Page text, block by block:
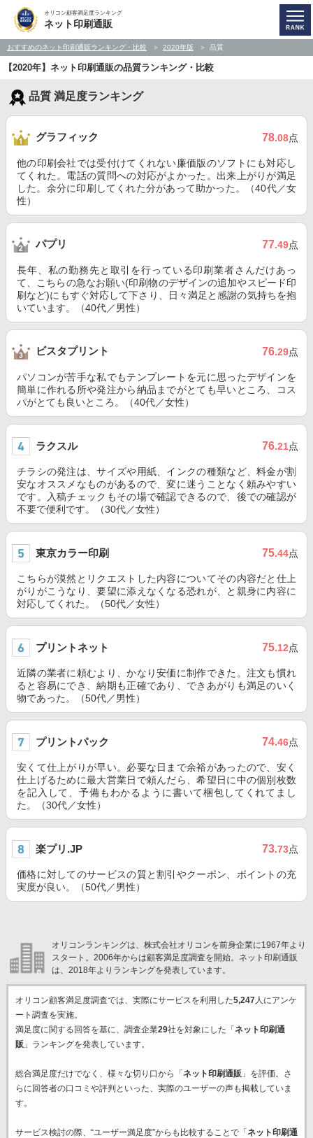
オリコン顧客満足度ランキング
ネット印刷通販
おすすめのネット印刷通販ランキング・比較 2020年版 品質
【2020年】ネット印刷通販の品質ランキング・比較
品質 満足度ランキング
グラフィック 78.08点
他の印刷会社では受付けてくれない廉価版のソフトにも対応し
てくれた。電話の質問への対応がよかった。出来上がりが満足
した。余分に印刷してくれた分があって助かった。（40代／女
性）
パプリ 77.49点
長年、私の勤務先と取引を行っている印刷業者さんだけあっ
て、こちらの急なお願い(印刷物のデザインの追加やスピード印
刷など)にもすぐ対応して下さり、日々満足と感謝の気持ちを抱
いています。（40代／男性）
ビスタプリント 76.29点
パソコンが苦手な私でもテンプレートを元に思ったデザインを
簡単に作れる所や発注から納品までがとても早いところ、コス
パがとても良いところ。（40代／女性）
ラクスル 76.21点
チラシの発注は、サイズや用紙、インクの種類など、料金が割
安なオススメなものがあるので、変に迷うことなく頼みやすい
です。入稿チェックもその場で確認できるので、後での確認が
不要で便利です。（30代／女性）
東京カラー印刷 75.44点
こちらが漠然とリクエストした内容についてその内容だと仕上
がりがこうなり、要望に添えなくなる恐れが、と親身に内容に
対応してくれた。（50代／女性）
プリントネット 75.12点
近隣の業者に頼むより、かなり安価に制作できた。注文も慣れ
ると容易にでき、納期も正確であり、できあがりも満足のいく
物であった。（50代／男性）
プリントパック 74.46点
安くて仕上がりが早い。必要な日まで余裕があったので、安く
仕上げるために最大営業日で頼んだら、希望日に中の個別枚数
を記入して、予備もわかるように書いて梱包してくれてまし
た。（30代／女性）
楽プリ.JP 73.73点
価格に対してのサービスの質と割引やクーポン、ポイントの充
実度が良い。（50代／男性）
オリコンランキングは、株式会社オリコンを前身企業に1967年より
スタート。2006年からは顧客満足度調査を開始。ネット印刷通販
は、2018年よりランキングを発表しています。
オリコン顧客満足度調査では、実際にサービスを利用した5,247人にアンケ
ート調査を実施。
満足度に関する回答を基に、調査企業29社を対象にした「 ネット印刷通
販 」ランキングを発表しています。
総合満足度だけでなく、様々な切り口から「 ネット印刷通販 」を評価。さ
らに回答者の口コミや評判といった、実際のユーザーの声も掲載していま
す。
サービス検討の際、“ユーザー満足度”からも比較することで「 ネット印刷通